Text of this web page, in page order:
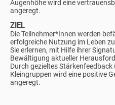
Augenhöhe wird eine
angeregt.
ZIEL
Die Teilnehmer*Innen werden
erfolgreiche Nutzung im Leben
Sie erlernen, mit Hilfe ihrer
Bewältigung aktueller
Durch gezieltes
Kleingruppen wird eine positive
angeregt.